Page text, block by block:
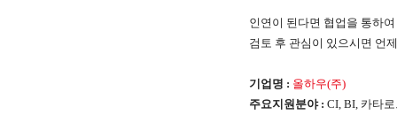
인연이 된다면 협업을 통하
검토 후 관심이 있으시면 언
기업명 : 올하우(주)
주요지원분야 : CI, BI, 카타